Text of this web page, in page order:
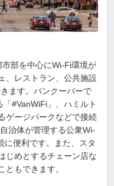
部を中心にWi-Fi環境が
、レストラン、公共施設
ます。バンクーバーで
#VanWiFi」、ハミルト
ゲージパークなどで接続
治体が管理する公衆Wi-
に便利です。また、スタ
じめとするチェーン店な
ともできます。